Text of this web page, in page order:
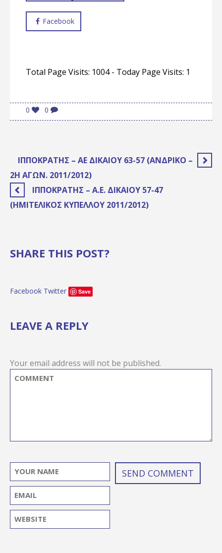
Facebook
Total Page Visits: 1004 - Today Page Visits: 1
0
0
ΙΠΠΟΚΡΆΤΗΣ – ΑΕ ΔΙΚΑΊΟΥ 63-57 (ΑΝΔΡΙΚΌ –
2Η ΑΓΩΝ. 2011/2012)
ΙΠΠΟΚΡΆΤΗΣ – Α.Ε. ΔΙΚΑΊΟΥ 57-47
(ΗΜΙΤΕΛΙΚΌΣ ΚΥΠΈΛΛΟΥ 2011/2012)
SHARE THIS POST?
Facebook Twitter Save
LEAVE A REPLY
Your email address will not be published.